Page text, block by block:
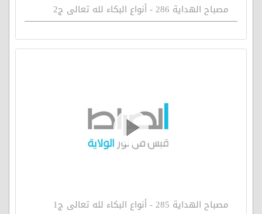
مصباح الهداية 286 - أنواع البكاء لله تعالى ج2
مصباح الهداية 285 - أنواع البكاء لله تعالى ج1